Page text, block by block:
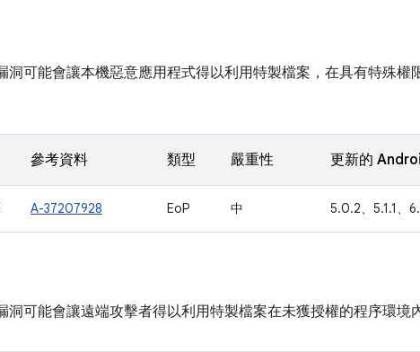
洞可能會讓本機惡意應用程式得以利用特製檔案，在具有特殊權
參考資料 類型 嚴重性 更新的
A-37207928 EoP 中 5.0.2、5.1.1、
洞可能會讓遠端攻擊者得以利用特製檔案在未獲授權的程序環境